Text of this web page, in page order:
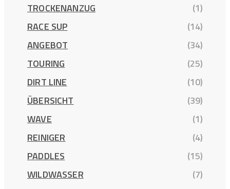
TROCKENANZUG
(1)
RACE SUP
(14)
ANGEBOT
(34)
TOURING
(25)
DIRT LINE
(10)
ÜBERSICHT
(39)
WAVE
(1)
REINIGER
(4)
PADDLES
(15)
WILDWASSER
(7)